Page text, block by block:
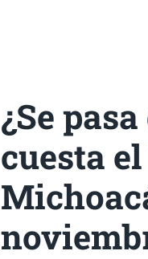
¿Se
cuesta